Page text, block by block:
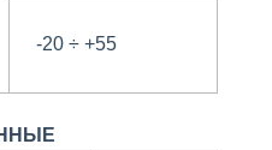
-20 ÷ +55